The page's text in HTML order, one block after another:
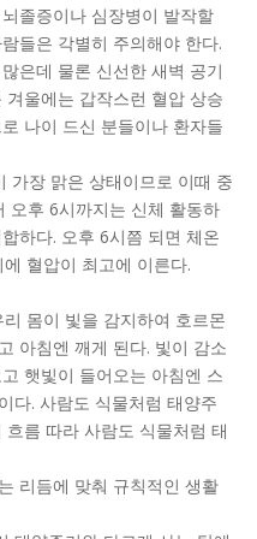
졸증이나 심장병이 발작할
들은 각별히 주의해야 한다.
은데 물론 신선한 새벽 공기
울에는 갑작스런 혈압 상승
나이 드신 분들이나 환자들
가장 맑은 상태이므로 이때 중
오후 6시까지는 신체 활동하
하다. 오후 6시쯤 되면 체온
혈압이 최고에 이른다.
몸이 빛을 감지하여 호르몬
아침엔 깨게 된다. 빛이 감소
햇빛이 들어오는 아침엔 스
다. 사람도 식물처럼 태양주
름 따라 사람도 식물처럼 태
리듬에 맞춰 규칙적인 생활